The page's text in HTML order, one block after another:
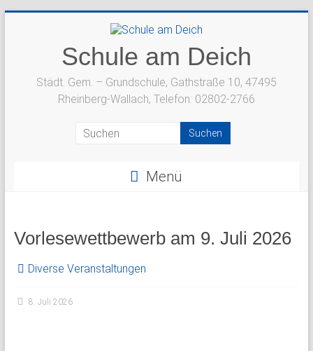
Schule am Deich
Städt. Gem. – Grundschule, Gathstraße 10, 47495
Rheinberg-Wallach, Telefon: 02802-2766
Menü
Vorlesewettbewerb am 9. Juli 2026
Diverse Veranstaltungen
8. Juli 2026